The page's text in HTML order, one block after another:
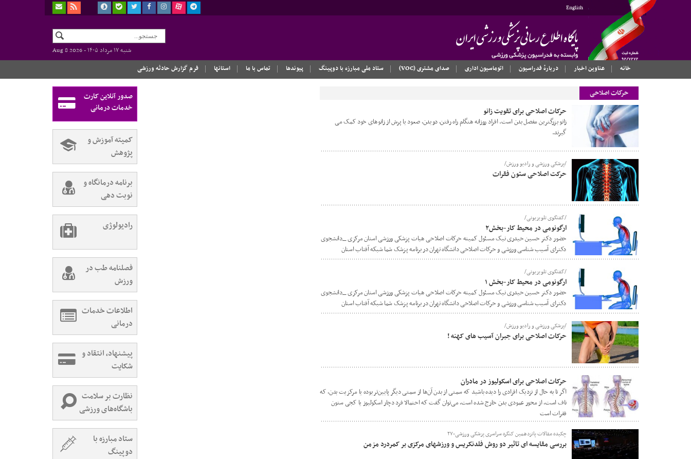
English
شنبه ۱۷ مرداد ۱۴۰۵ -
Aug 8 2026
خانه
عناوین اخبار دربارهٔ فدراسیون اتوماسیون اداری صدای مشتری (VOC) ستاد ملی مبارزه با دوپینگ پیوندها تماس با ما استانها فرم گزارش حادثه ورزشی
حرکات اصلاحی
حرکات اصلاحی برای تقویت زانو
زانو بزرگترین مفصل بدن است. افراد روزانه هنگام راه رفتن، دویدن، صعود یا پرش از زانوهای خود کمک می
گیرند.
/پزشکی ورزشی و رادیو ورزش/
حرکت اصلاحی ستون فقرات
/گفتگوی تلویزیونی/
ارگونومی در محیط کار-بخش۲
حضور دکتر حسین حیدری نیک مسئول کمیته حرکات اصلاحی هیات پزشکی ورزشی استان مرکزی _دانشجوی
دکترای آسیب شناسی ورزشی و حرکات اصلاحی دانشگاه تهران در برنامه پزشک شما شبکه آفتاب استان
/گفتگوی تلویزیونی/
ارگونومی در محیط کار-بخش ۱
حضور دکتر حسین حیدری نیک مسئول کمیته حرکات اصلاحی هیات پزشکی ورزشی استان مرکزی _دانشجوی
دکترای آسیب شناسی ورزشی و حرکات اصلاحی دانشگاه تهران در برنامه پزشک شما شبکه آفتاب استان
/پزشکی ورزشی و رادیو ورزش/
حرکات اصلاحی برای جبران آسیب های کهنه !
حرکات اصلاحی برای اسکولیوز در مادران
اگر تا به حال از نزدیک افرادی را دیده باشید که سمتی از بدن آن‌ها از سمتی دیگر پایین‌تر بوده یا مرکزیت بدن، که
ناف است، از محور عمودی بدن خارج شده است، می‌توان گفت که احتمالا فرد دچار اسکولیوز یا کجی ستون
فقرات است
چکیده مقالات پانزدهمین کنگره سراسری پزشکی ورزشی-۲۷
بررسی مقایسه ای تاثیر دو روش فلدنکریس و ورزشهای مرکزی بر کمردرد مزمن
صدور آنلاین کارت
خدمات درمانی
کمیته آموزش و
پژوهش
برنامه درمانگاه و
نوبت دهی
رادیولوژی
فصلنامه طب در
ورزش
اطلاعات خدمات
درمانی
پیشنهاد، انتقاد و
شکایت
نظارت بر سلامت
باشگاه‌های ورزشی
ستاد مبارزه با
دوپینگ